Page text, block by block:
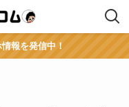
報を発信中！